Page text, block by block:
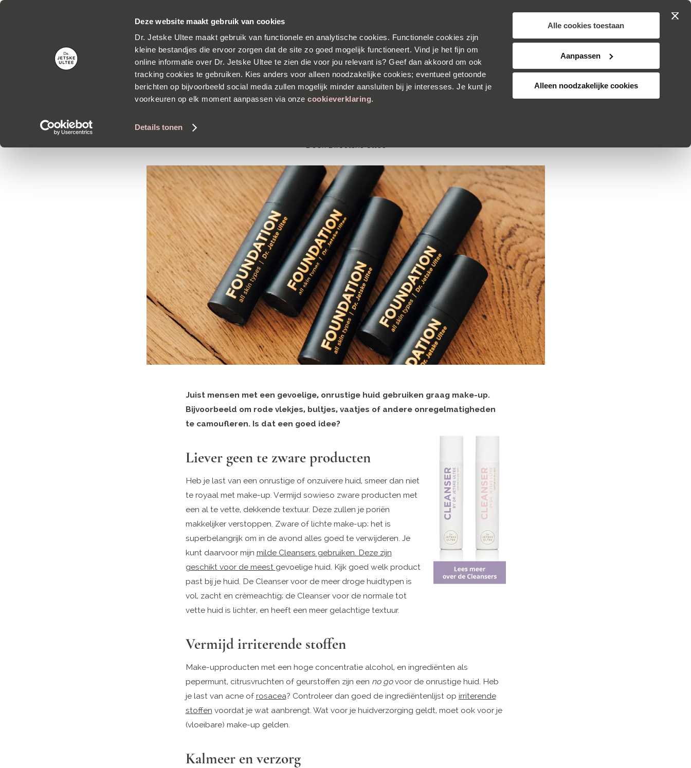
Deze website maakt gebruik van cookies
Dr. Jetske Ultee maakt gebruik van functionele en analytische cookies. Functionele cookies zijn
kleine bestandjes die ervoor zorgen dat de site zo goed mogelijk functioneert. Vind je het fijn om
online informatie over Dr. Jetske Ultee te zien die voor jou relevant is? Geef dan akkoord om ook
tracking cookies te gebruiken. Kies anders voor alleen noodzakelijke cookies; eventueel getoonde
berichten op bijvoorbeeld social media zullen mogelijk minder aansluiten bij je interesses. Je kunt je
voorkeuren op elk moment aanpassen via onzecookieverklaring.
Details tonen
Alle cookies toestaan
Aanpassen
Alleen noodzakelijke cookies
Zoek
HUIDANALYSE OVER DR. JETSKE ULTEE ADVIES KLANTENSERVICE
Mag onze Foundation op een gevoelige, onrustige
Door: Dr. Jetske Ultee
Juist mensen met een gevoelige, onrustige huid gebruiken graag make-up.
Bijvoorbeeld om rode vlekjes, bultjes, vaatjes of andere onregelmatigheden
te camoufleren. Is dat een goed idee?
Liever geen te zware producten
Heb je last van een onrustige of onzuivere huid, smeer dan niet
te royaal met make-up. Vermijd sowieso zware producten met
een al te vette, dekkende textuur. Deze zullen je poriën
makkelijker verstoppen. Zware of lichte make-up; het is
superbelangrijk om in de avond alles goed te verwijderen. Je
kunt daarvoor mijn milde Cleansers gebruiken. Deze zijn
geschikt voor de meest gevoelige huid. Kijk goed welk product
past bij je huid. De Cleanser voor de meer droge huidtypen is
vol, zacht en crèmeachtig; de Cleanser voor de normale tot
vette huid is lichter, en heeft een meer gelachtige textuur.
Vermijd irriterende stoffen
Make-upproducten met een hoge concentratie alcohol, en ingrediënten als
pepermunt, citrusvruchten of geurstoffen zijn een no govoor de onrustige huid. Heb
je last van acne of rosacea? Controleer dan goed de ingrediëntenlijst op irriterende
stoffen voordat je wat aanbrengt. Wat voor je huidverzorging geldt, moet ook voor je
(vloeibare) make-up gelden.
Kalmeer en verzorg